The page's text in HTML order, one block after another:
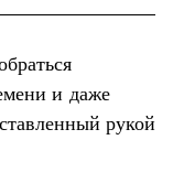
и даже
рукой